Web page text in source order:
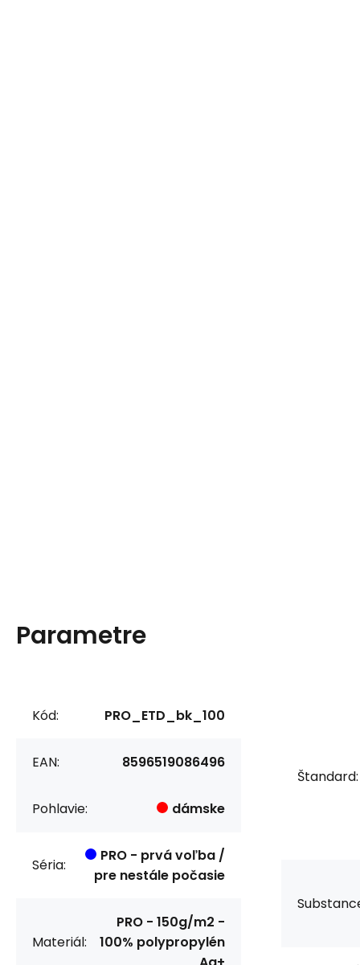
Parametre
Kód: PRO_ETD_bk_100
EAN: 8596519086496
Pohlavie: dámske
Séria:
PRO - prvá voľba /
pre nestále počasie
Materiál:
PRO - 150g/m2 -
100% polypropylén
Štandard: